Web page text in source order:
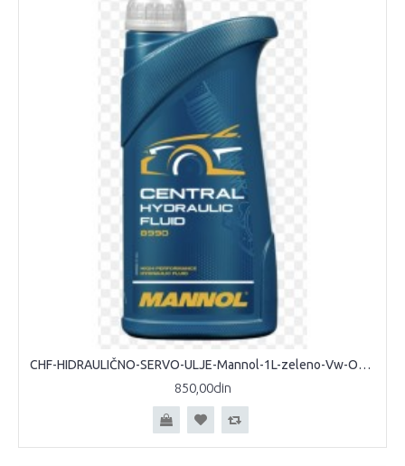
CHF-HIDRAULIČNO-SERVO-ULJE-Mannol-1L-zeleno-Vw-Opel-Bmw
850,00din